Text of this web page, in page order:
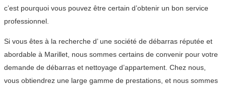
c’est pourquoi vous pouvez être certain d’obtenir un bon service
professionnel.
Si vous êtes à la recherche d’ une société de débarras réputée et
abordable à Marillet, nous sommes certains de convenir pour votre
demande de débarras et nettoyage d’appartement. Chez nous,
vous obtiendrez une large gamme de prestations, et nous sommes